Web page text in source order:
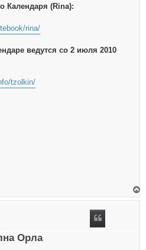
Календаря (Rina):
rina/
ведутся со 2 июля 2010
tzolkin/
Орла